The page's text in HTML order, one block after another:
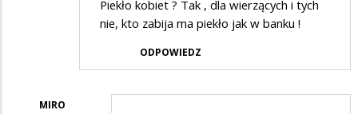
Piekło kobiet ? Tak , dla wierzących i tych
nie, kto zabija ma piekło jak w banku !
ODPOWIEDZ
MIRO